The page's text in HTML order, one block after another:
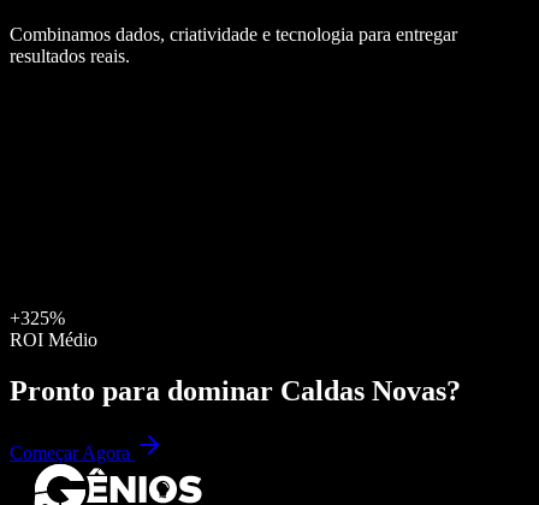
Combinamos dados, criatividade e tecnologia para entregar
resultados reais.
+325%
ROI Médio
Pronto para dominar Caldas Novas?
Começar Agora